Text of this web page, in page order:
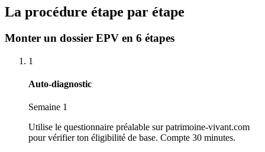
La procédure étape par étape
Monter un dossier EPV en 6 étapes
1
Auto-diagnostic
Semaine 1
Utilise le questionnaire préalable sur patrimoine-vivant.com
pour vérifier ton éligibilité de base. Compte 30 minutes.